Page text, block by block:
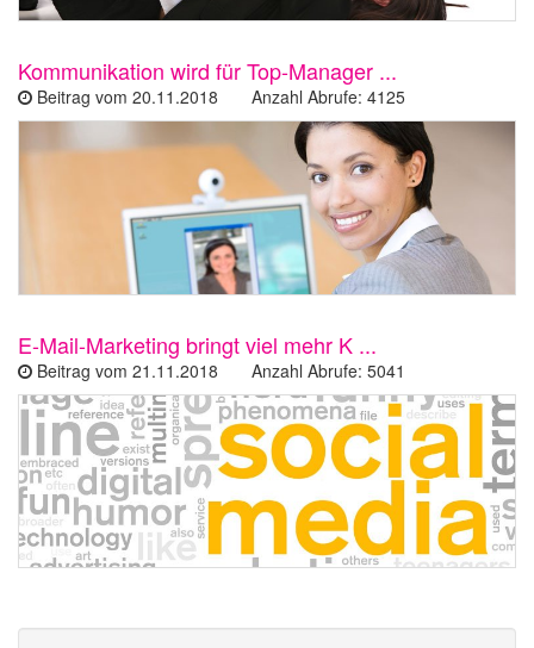
Kommunikation wird für Top-Manager ...
Beitrag vom 20.11.2018 Anzahl Abrufe: 4125
E-Mail-Marketing bringt viel mehr K ...
Beitrag vom 21.11.2018 Anzahl Abrufe: 5041